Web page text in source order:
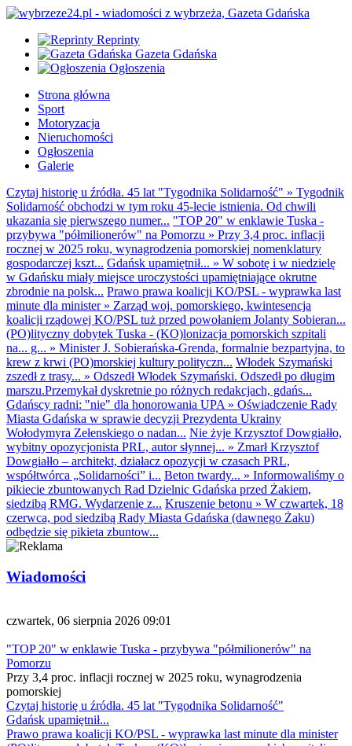
Reprinty
Gazeta Gdańska
Ogłoszenia
Strona główna
Sport
Motoryzacja
Nieruchomości
Ogłoszenia
Galerie
Czytaj historię u źródła. 45 lat "Tygodnika Solidarność" » Tygodnik
Solidarność obchodzi w tym roku 45-lecie istnienia. Od chwili
ukazania się pierwszego numer... "TOP 20" w enklawie Tuska -
przybywa "półmilionerów" na Pomorzu » Przy 3,4 proc. inflacji
rocznej w 2025 roku, wynagrodzenia pomorskiej nomenklatury
gospodarczej kszt... Gdańsk upamiętnił... » W sobotę i w niedzielę
w Gdańsku miały miejsce uroczystości upamiętniające okrutne
zbrodnie na polsk... Prawo prawa koalicji KO/PSL - wyprawka last
minute dla minister» Zarząd woj. pomorskiego, kwintesencja
koalicji rządowej KO/PSL tuż przed powołaniem Jolanty Sobieran...
(PO)lityczny dobytek Tuska - (KO)lonizacja pomorskich szpitali
na... g... » Minister J. Sobierańska-Grenda, formalnie bezpartyjna, to
krew z krwi (PO)morskiej kultury polityczn... Włodek Szymański
zszedł z trasy... » Odszedł Włodek Szymański. Odszedł po długim
marszu.Przemykał dyskretnie po różnych redakcjach, gdańs...
Gdańscy radni: "nie" dla honorowania UPA » Oświadczenie Rady
Miasta Gdańska w sprawie decyzji Prezydenta Ukrainy
Wołodymyra Zełenskiego o nadan... Nie żyje Krzysztof Dowgiałło,
wybitny opozycjonista PRL, autor słynnej... » Zmarł Krzysztof
Dowgiałło – architekt, działacz opozycji w czasach PRL,
współtwórca „Solidarności” i... Beton twardy... » Informowaliśmy o
pikiecie zbuntowanych Rad Dzielnic Gdańska przed Żakiem,
siedzibą RMG. Wydarzenie z... Kruszenie betonu » W czwartek, 18
czerwca, pod siedzibą Rady Miasta Gdańska (dawnego Żaku)
odbędzie się pikieta zbuntow...
Wiadomości
czwartek, 06 sierpnia 2026 09:01
"TOP 20" w enklawie Tuska - przybywa "półmilionerów" na
Pomorzu
Przy 3,4 proc. inflacji rocznej w 2025 roku, wynagrodzenia
pomorskiej
Czytaj historię u źródła. 45 lat "Tygodnika Solidarność"
Gdańsk upamiętnił...
Prawo prawa koalicji KO/PSL - wyprawka last minute dla minister